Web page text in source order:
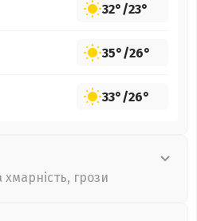
32°/23°
35°/26°
33°/26°
грози